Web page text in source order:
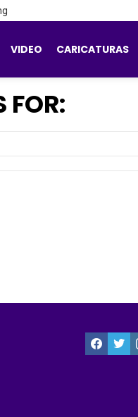
VIDEO CARICATURAS
FOR:
facebook